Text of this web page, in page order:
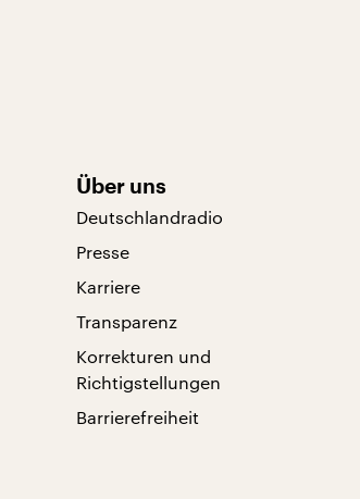
Über uns
Deutschlandradio
Presse
Karriere
Transparenz
Korrekturen und
Richtigstellungen
Barrierefreiheit